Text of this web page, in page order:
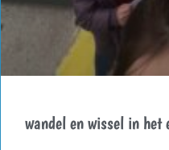
wandel en wissel in